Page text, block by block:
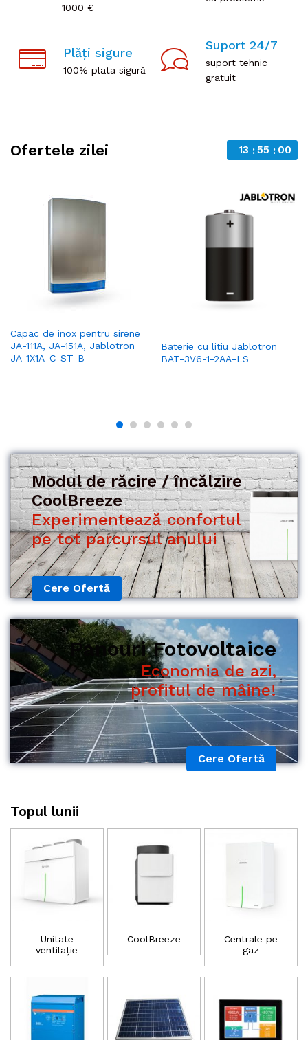
1000 €
Plăți sigure
100% plata sigură
Suport 24/7
suport tehnic
gratuit
Ofertele zilei 13 55 00
Capac de inox pentru sirene
JA-111A, JA-151A, Jablotron
JA-1X1A-C-ST-B
Baterie cu litiu Jablotron
BAT-3V6-1-2AA-LS
Modul de răcire / încălzire
CoolBreeze
Experimentează confortul
Cere Ofertă
Economia de azi,
profitul de mâine!
Cere Ofertă
Topul lunii
Unitate
ventilație
CoolBreeze
Centrale pe
gaz